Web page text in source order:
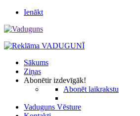
Ienākt
Sākums
Ziņas
Abonētir izdevīgāk!
Abonēt laikrakstu
Vaduguns Vēsture